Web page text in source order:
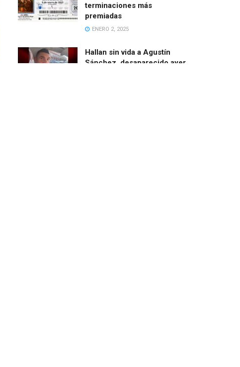
terminaciones más
premiadas
ENERO 2, 2025
Hallan sin vida a Agustín
Sánchez, desaparecido ayer